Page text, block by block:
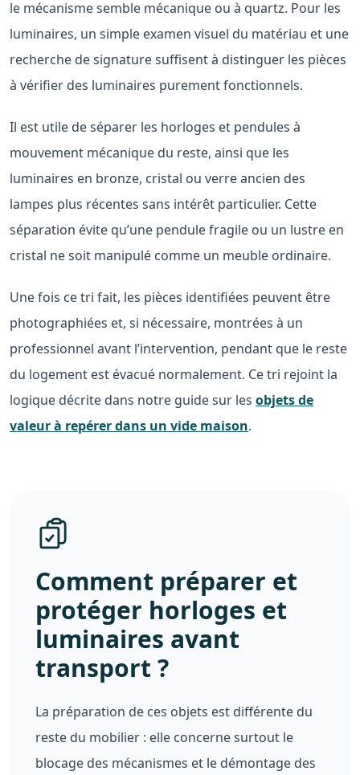
le mécanisme semble mécanique ou à quartz. Pour les
luminaires, un simple examen visuel du matériau et une
recherche de signature suffisent à distinguer les pièces
à vérifier des luminaires purement fonctionnels.
Il est utile de séparer les horloges et pendules à
mouvement mécanique du reste, ainsi que les
luminaires en bronze, cristal ou verre ancien des
lampes plus récentes sans intérêt particulier. Cette
séparation évite qu’une pendule fragile ou un lustre en
cristal ne soit manipulé comme un meuble ordinaire.
Une fois ce tri fait, les pièces identifiées peuvent être
photographiées et, si nécessaire, montrées à un
professionnel avant l’intervention, pendant que le reste
du logement est évacué normalement. Ce tri rejoint la
logique décrite dans notre guide sur les objets de
valeur à repérer dans un vide maison.
Comment préparer et
protéger horloges et
luminaires avant
transport ?
La préparation de ces objets est différente du
reste du mobilier : elle concerne surtout le
blocage des mécanismes et le démontage des